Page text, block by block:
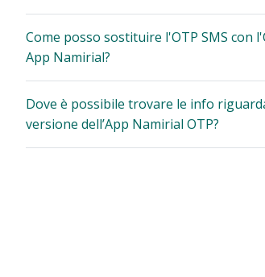
Come posso sostituire l'OTP SMS con
App Namirial?
Dove è possibile trovare le info
versione dell’App Namirial OTP?